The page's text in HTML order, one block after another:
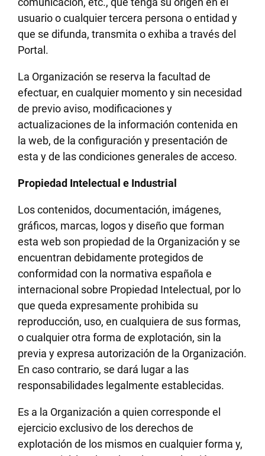
usuario o cualquier tercera persona o entidad y
que se difunda, transmita o exhiba a través del
Portal.
La Organización se reserva la facultad de
efectuar, en cualquier momento y sin necesidad
de previo aviso, modificaciones y
actualizaciones de la información contenida en
la web, de la configuración y presentación de
esta y de las condiciones generales de acceso.
Propiedad Intelectual e Industrial
Los contenidos, documentación, imágenes,
gráficos, marcas, logos y diseño que forman
esta web son propiedad de la Organización y se
encuentran debidamente protegidos de
conformidad con la normativa española e
internacional sobre Propiedad Intelectual, por lo
que queda expresamente prohibida su
reproducción, uso, en cualquiera de sus formas,
o cualquier otra forma de explotación, sin la
previa y expresa autorización de la Organización.
En caso contrario, se dará lugar a las
responsabilidades legalmente establecidas.
Es a la Organización a quien corresponde el
ejercicio exclusivo de los derechos de
explotación de los mismos en cualquier forma y,